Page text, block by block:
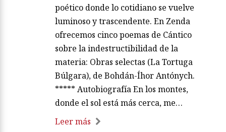
poético donde lo cotidiano se vuelve
luminoso y trascendente. En Zenda
ofrecemos cinco poemas de Cántico
sobre la indestructibilidad de la
materia: Obras selectas (La Tortuga
Búlgara), de Bohdán-Íhor Antónych.
***** Autobiografía En los montes,
donde el sol está más cerca, me…
Leer más